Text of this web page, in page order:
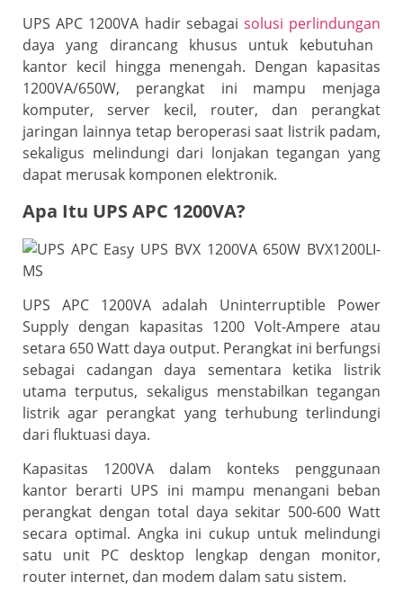
UPS APC 1200VA hadir sebagai solusi perlindungan
daya yang dirancang khusus untuk kebutuhan
kantor kecil hingga menengah. Dengan kapasitas
1200VA/650W, perangkat ini mampu menjaga
komputer, server kecil, router, dan perangkat
jaringan lainnya tetap beroperasi saat listrik padam,
sekaligus melindungi dari lonjakan tegangan yang
dapat merusak komponen elektronik.
Apa Itu UPS APC 1200VA?
UPS APC 1200VA adalah Uninterruptible Power
Supply dengan kapasitas 1200 Volt-Ampere atau
setara 650 Watt daya output. Perangkat ini berfungsi
sebagai cadangan daya sementara ketika listrik
utama terputus, sekaligus menstabilkan tegangan
listrik agar perangkat yang terhubung terlindungi
dari fluktuasi daya.
Kapasitas 1200VA dalam konteks penggunaan
kantor berarti UPS ini mampu menangani beban
perangkat dengan total daya sekitar 500-600 Watt
secara optimal. Angka ini cukup untuk melindungi
satu unit PC desktop lengkap dengan monitor,
router internet, dan modem dalam satu sistem.